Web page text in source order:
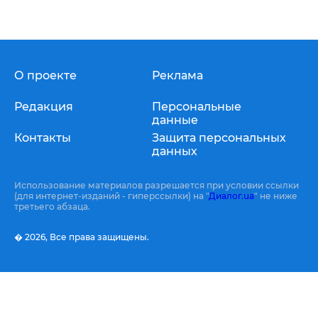
О проекте
Редакция
Контакты
Реклама
Персональные
данные
Защита персональных
данных
Использование материалов разрешается при условии ссылки
(для интернет-изданий - гиперссылки) на "Диалог.ua" не ниже
третьего абзаца.
� 2026, Все права защищены.